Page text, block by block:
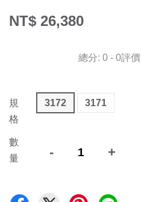
NT$ 26,380
總分: 0 - 0評價
規
格
3172 3171
數
量
- +